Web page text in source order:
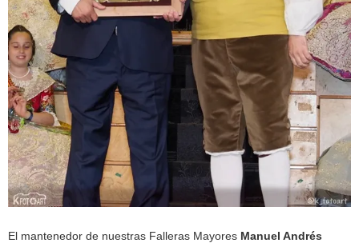
El mantenedor de nuestras Falleras Mayores Manuel Andrés